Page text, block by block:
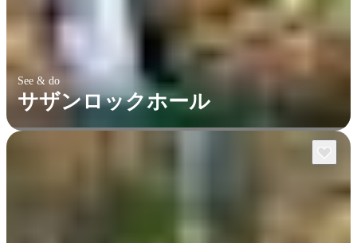
See & do
サザンロックホール